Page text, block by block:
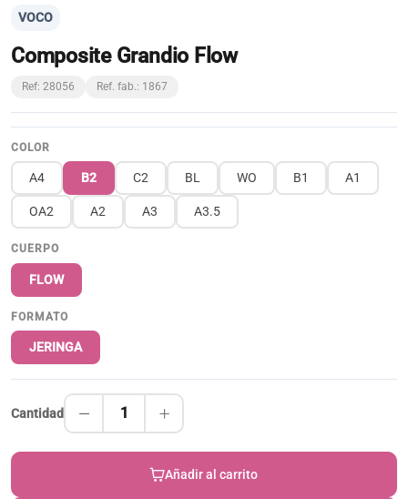
VOCO
Composite Grandio Flow
Ref: 28056 Ref. fab.: 1867
COLOR
A4 B2 C2 BL WO B1 A1
OA2 A2 A3 A3.5
CUERPO
FLOW
FORMATO
JERINGA
Cantidad 1
Añadir al carrito